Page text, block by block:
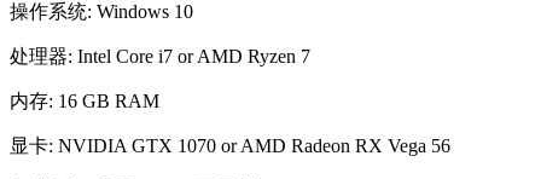
操作系统: Windows 10
处理器: Intel Core i7 or AMD Ryzen 7
内存: 16 GB RAM
显卡: NVIDIA GTX 1070 or AMD Radeon RX Vega 56